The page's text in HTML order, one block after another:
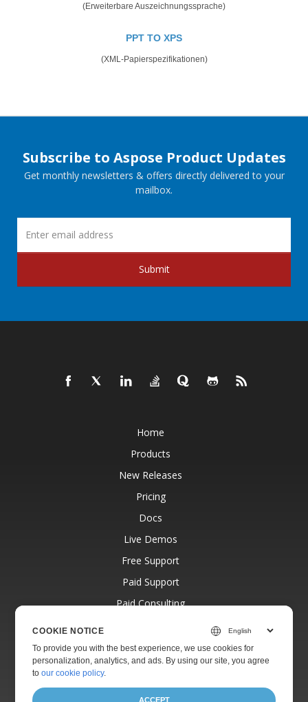
(Erweiterbare Auszeichnungssprache)
PPT TO XPS
(XML-Papierspezifikationen)
Subscribe to Aspose Product Updates
Get monthly newsletters & offers directly delivered to your
mailbox.
Submit
Home
Products
New Releases
Pricing
Docs
Live Demos
Free Support
Paid Support
Paid Consulting
Websites
About
COOKIE NOTICE
To provide you with the best experience, we use cookies for
personalization, analytics, and ads. By using our site, you agree
toour cookie policy.
ACCEPT